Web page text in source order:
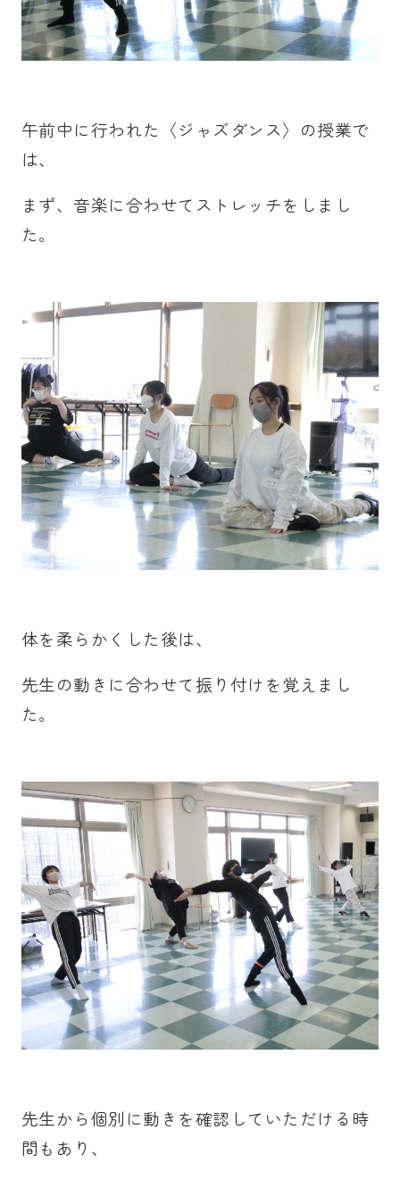
午前中に行われた〈ジャズダンス〉の授業で
は、
まず、音楽に合わせてストレッチをしまし
た。
体を柔らかくした後は、
先生の動きに合わせて振り付けを覚えまし
た。
先生から個別に動きを確認していただける時
間もあり、